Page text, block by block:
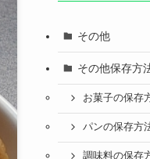
その他
その他保存方
お菓子の保存
パンの保存方
調味料の保存